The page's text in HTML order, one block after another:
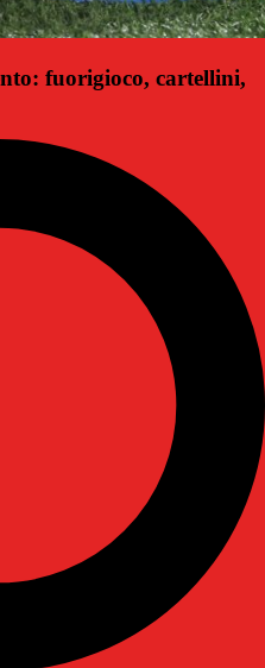
fuorigioco, cartellini,